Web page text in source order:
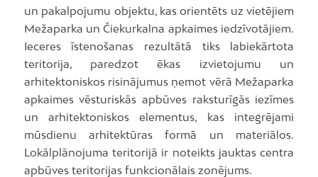
un pakalpojumu objektu, kas orientēts uz vietējiem
Mežaparka un Čiekurkalna apkaimes iedzīvotājiem.
Ieceres īstenošanas rezultātā tiks labiekārtota
teritorija, paredzot ēkas izvietojumu un
arhitektoniskos risinājumus ņemot vērā Mežaparka
apkaimes vēsturiskās apbūves raksturīgās iezīmes
un arhitektoniskos elementus, kas integrējami
mūsdienu arhitektūras formā un materiālos.
Lokālplānojuma teritorijā ir noteikts jauktas centra
apbūves teritorijas funkcionālais zonējums.